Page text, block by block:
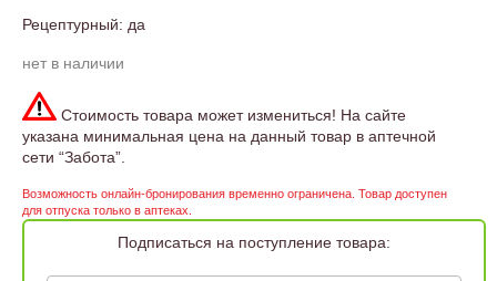
Рецептурный: да
нет в наличии
Стоимость товара может измениться! На сайте
указана минимальная цена на данный товар в аптечной
сети “Забота”.
Возможность онлайн-бронирования временно ограничена. Товар доступен
для отпуска только в аптеках.
Подписаться на поступление товара: